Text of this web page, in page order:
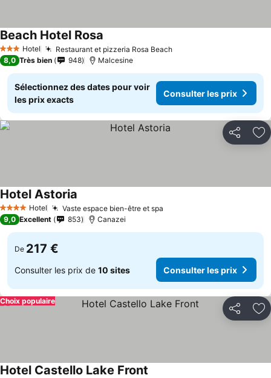
3 ÉtoilesHotel Restaurant et pizzeria Rosa Beach
Beach Hotel Rosa
8,0 Très bien 948 Malcesine
Sélectionnez des dates pour voir
les prix exacts
Consulter les prix
Partager
4 Étoiles Hotel Vaste espace bien-être et spa
Hotel Astoria
9,0 Excellent 853 Canazei
De 217 €
Consulter les prix de 10 sites Consulter les prix
Partager
Choix populaire
Hotel Castello Lake Front